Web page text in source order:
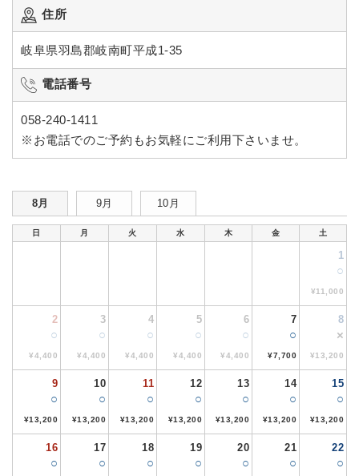
住所
岐阜県羽島郡岐南町平成1-35
電話番号
058-240-1411
※お電話でのご予約もお気軽にご利用下さいませ。
8月 9月 10月
日 月 火 水 木 金 土
1
○
¥11,000
2
○
¥4,400
3
○
¥4,400
4
○
¥4,400
5
○
¥4,400
6
○
¥4,400
7
○
¥7,700
8
×
¥13,200
9
○
¥13,200
10
○
¥13,200
11
○
¥13,200
12
○
¥13,200
13
○
¥13,200
14
○
¥13,200
15
○
¥13,200
16
○
17
○
18
○
19
○
20
○
21
○
22
○